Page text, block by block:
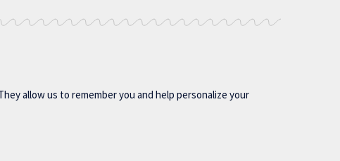
allow us to remember you and help personalize your